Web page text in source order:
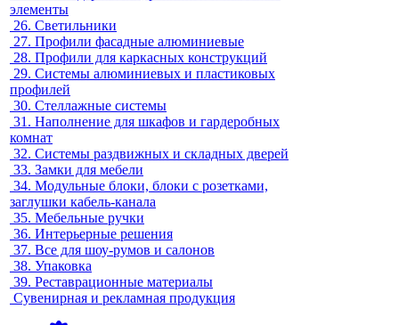
элементы
26. Светильники
27. Профили фасадные алюминиевые
28. Профили для каркасных конструкций
29. Системы алюминиевых и пластиковых
профилей
30. Стеллажные системы
31. Наполнение для шкафов и гардеробных
комнат
32. Системы раздвижных и складных дверей
33. Замки для мебели
34. Модульные блоки, блоки с розетками,
заглушки кабель-канала
35. Мебельные ручки
36. Интерьерные решения
37. Все для шоу-румов и салонов
38. Упаковка
39. Реставрационные материалы
Сувенирная и рекламная продукция